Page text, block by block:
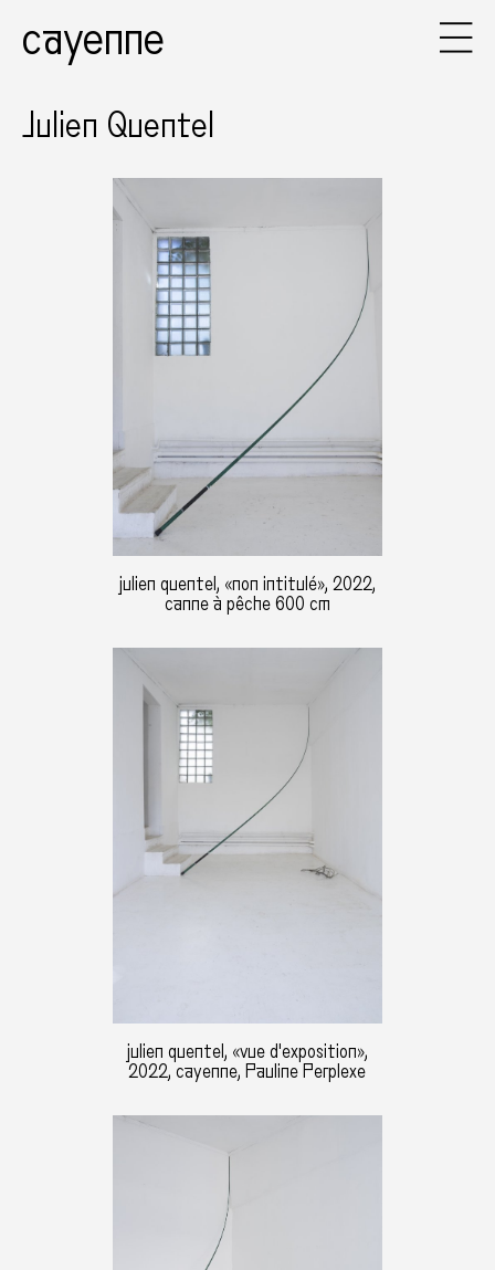
cayenne
Julien Quentel
julien quentel, «non intitulé», 2022,
canne à pêche 600 cm
julien quentel, «vue d'exposition»,
2022, cayenne, Pauline Perplexe